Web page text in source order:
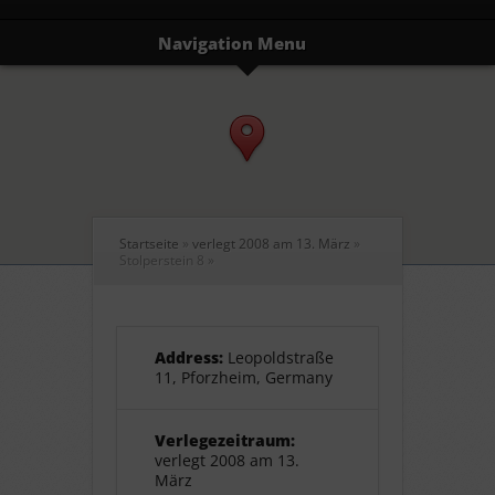
Navigation Menu
Startseite » verlegt 2008 am 13. März »
Stolperstein 8 »
Address: Leopoldstraße
11, Pforzheim, Germany
Verlegezeitraum:
verlegt 2008 am 13.
März